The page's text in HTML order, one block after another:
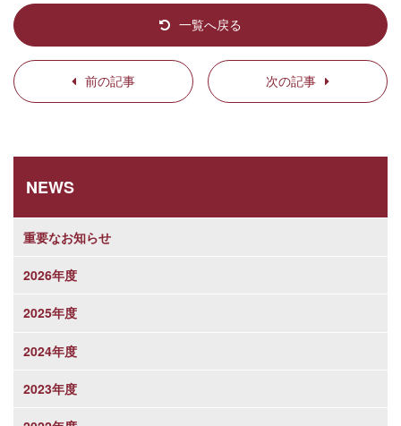
前の記事
一覧へ戻る
次の記事
NEWS
重要なお知らせ
2026年度
2025年度
2024年度
2023年度